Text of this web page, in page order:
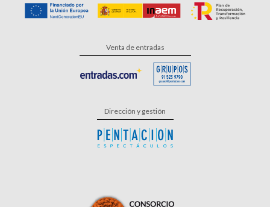
Venta de entradas
Dirección y gestión